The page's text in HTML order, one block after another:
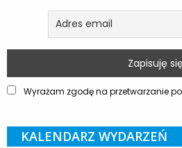
Wyrażam zgodę na przetwarzanie
KALENDARZ WYDARZEŃ